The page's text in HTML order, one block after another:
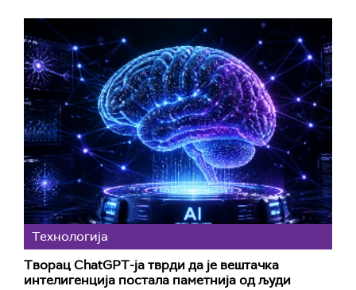
Технологијa
Творац ChatGPT-ја тврди да је вештачка
интелигенција постала паметнија од људи